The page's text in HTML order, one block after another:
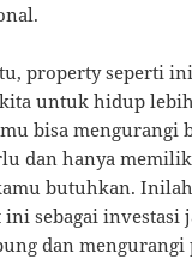
property seperti
untuk hidup
bisa mengurangi
dan hanya
butuhkan.
sebagai investasi
dan mengurangi